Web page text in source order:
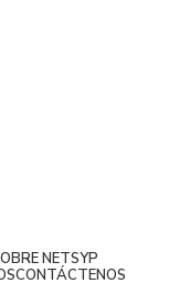
NETSYP
CONTÁCTENOS